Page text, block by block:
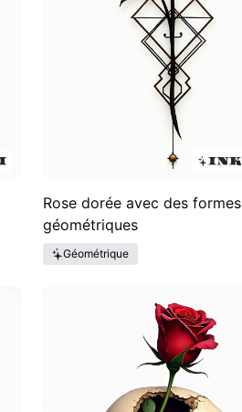
Rose dorée avec des formes
géométriques
Géométrique